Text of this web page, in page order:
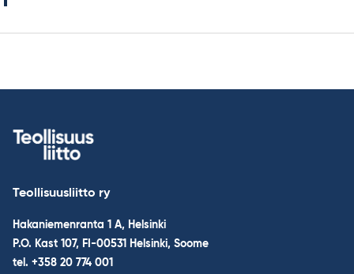
Teollisuusliitto ry
Hakaniemenranta 1 A, Helsinki
P.O. Kast 107, FI-00531 Helsinki, Soome
tel. +358 20 774 001